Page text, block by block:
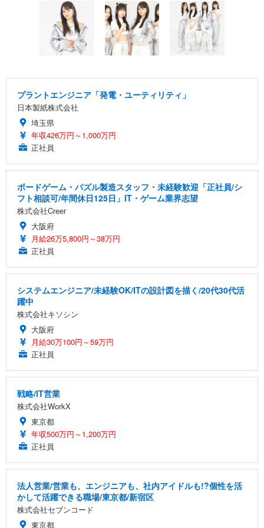
プラントエンジニア「発電・ユーティリティ」
日本製紙株式会社
埼玉県
年収426万円～1,000万円
正社員
ボードゲーム・パズル製造スタッフ・未経験歓迎「正社員/シ
フト相談可/年間休日125日」IT・ゲーム業界志望
株式会社Creer
大阪府
月給26万5,800円～38万円
正社員
システムエンジニア/未経験OK/ITの設計図を描く/20代30代活
躍中
株式会社キソシン
大阪府
月給30万100円～59万円
正社員
戦略/IT営業
株式会社WorkX
東京都
年収500万円～1,200万円
正社員
法人営業/営業も、エンジニアも、社内アイドルも!?個性を活
かして活躍できる職場/東京都/新宿区
株式会社セブンコード
東京都